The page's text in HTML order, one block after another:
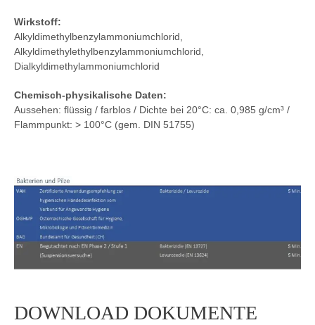
Wirkstoff:
Alkyldimethylbenzylammoniumchlorid,
Alkyldimethylethylbenzylammoniumchlorid,
Dialkyldimethylammoniumchlorid
Chemisch-physikalische Daten:
Aussehen: flüssig / farblos / Dichte bei 20°C: ca. 0,985 g/cm³ /
Flammpunkt: > 100°C (gem. DIN 51755)
DOWNLOAD DOKUMENTE